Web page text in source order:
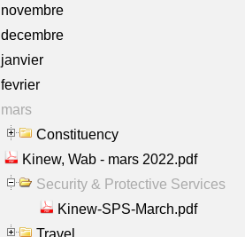
novembre
decembre
janvier
fevrier
mars
Constituency
Kinew, Wab - mars 2022.pdf
Security & Protective Services
Kinew-SPS-March.pdf
Travel